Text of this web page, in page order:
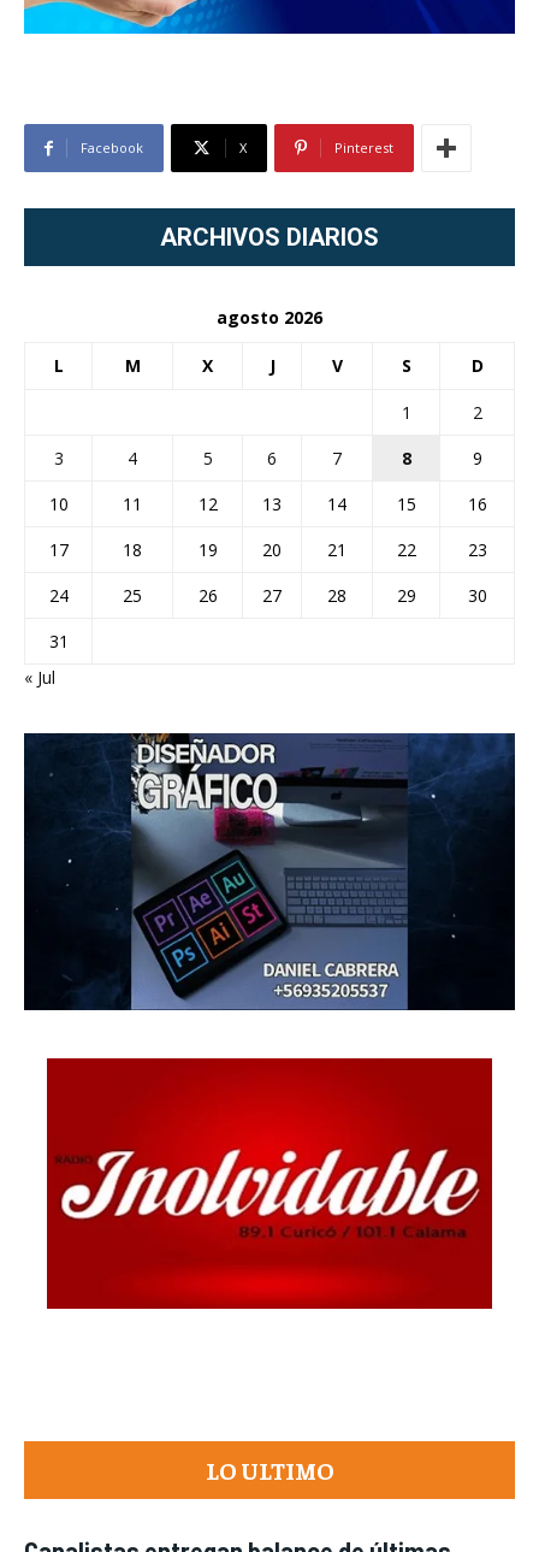
Facebook X Pinterest
ARCHIVOS DIARIOS
agosto 2026
L M X J V S D
1
2
3
4 5 6 7 8
9
10
11 12 13 14 15
16
17
18 19 20 21 22
23
24
25 26 27 28 29
30
31
« Jul
LO ULTIMO